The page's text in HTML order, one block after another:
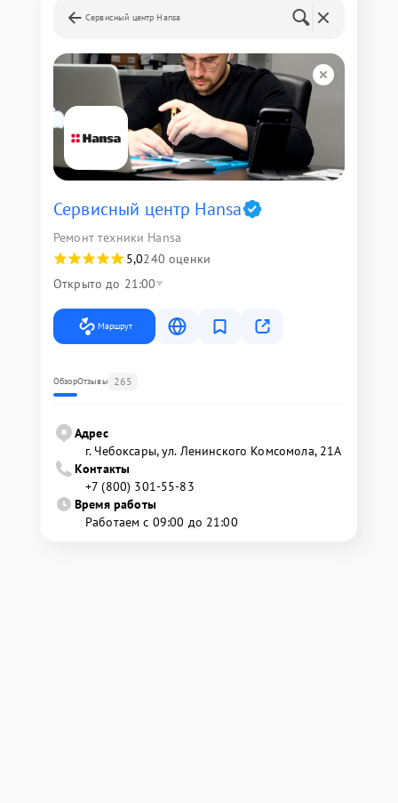
Сервисный центр Hansa
Сервисный центр Hansa
Ремонт техники Hansa
5,0240 оценки
Открыто до 21:00
Маршрут
ОбзорОтзывы 265
Адрес
г. Чебоксары, ул. Ленинского Комсомола, 21А
Контакты
+7 (800) 301-55-83
Время работы
Работаем с 09:00 до 21:00